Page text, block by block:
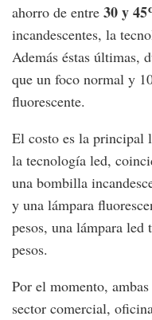
ahorro de entre 30 y
incandescentes, la
Además éstas últimas,
que un foco normal y
fluorescente.
El costo es la principal
la tecnología led,
una bombilla
y una lámpara
pesos, una lámpara
pesos.
Por el momento,
sector comercial,